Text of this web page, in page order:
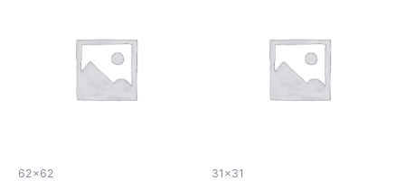
62x62 31x31